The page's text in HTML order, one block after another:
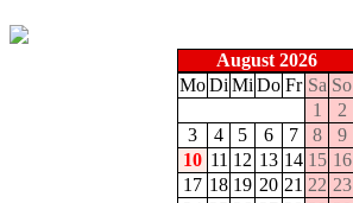
August 2026
MoDi Mi Do Fr Sa So
1
2
3
4 5 6 7 8
9
10 11 12 13 14 15 16
17 18 19 20 21 22 23